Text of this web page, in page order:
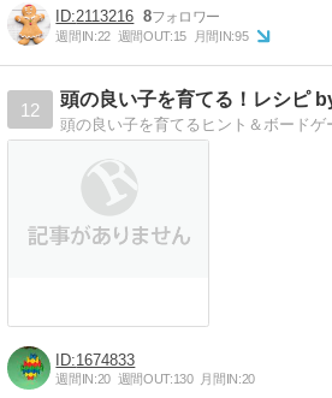
2113216 8
週間IN:22 週間OUT:15 月間IN:95
12
1674833
週間IN:20 週間OUT:130 月間IN:20